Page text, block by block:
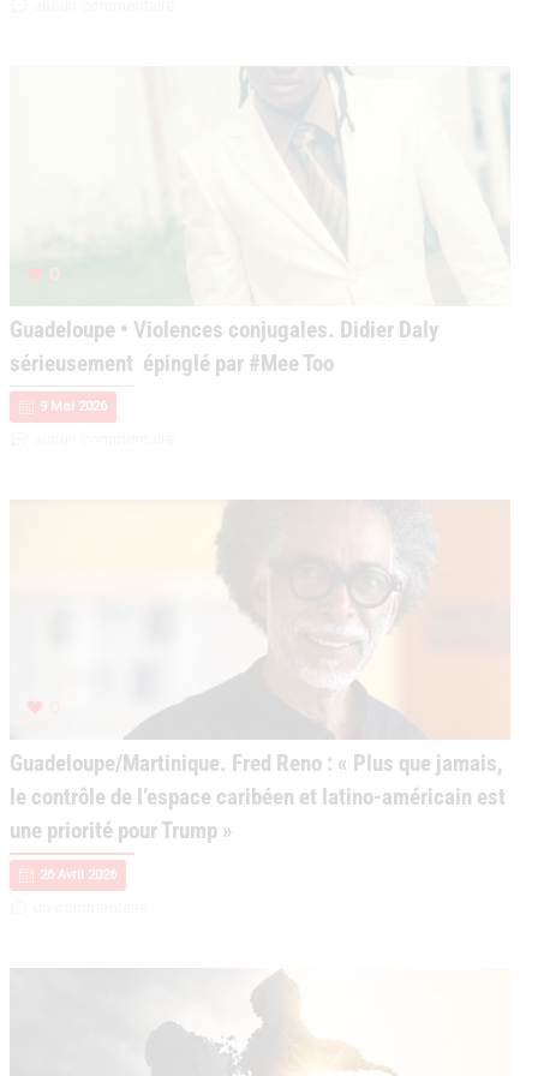
0
Guadeloupe • Violences conjugales. Didier Daly
sérieusement épinglé par #Mee Too
9 Mai 2026
Guadeloupe/Martinique. Fred Reno : « Plus que jamais,
le contrôle de l’espace caribéen et latino-américain est
une priorité pour Trump »
26 Avril 2026